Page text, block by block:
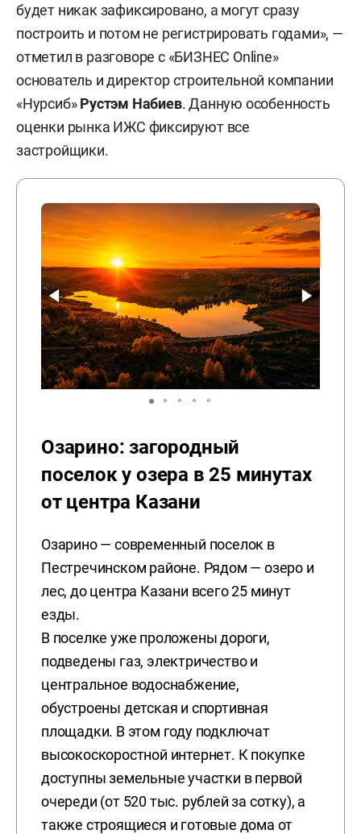
будет никак зафиксировано, а могут сразу
построить и потом не регистрировать годами», —
отметил в разговоре с «БИЗНЕС Online»
основатель и директор строительной компании
«Нурсиб»Рустэм Набиев. Данную особенность
оценки рынка ИЖС фиксируют все
застройщики.
Озарино: загородный
поселок у озера в 25 минутах
от центра Казани
Озарино — современный поселок в
Пестречинском районе. Рядом — озеро и
лес, до центра Казани всего 25 минут
езды.
В поселке уже проложены дороги,
подведены газ, электричество и
центральное водоснабжение,
обустроены детская и спортивная
площадки. В этом году подключат
высокоскоростной интернет. К покупке
доступны земельные участки в первой
очереди (от 520 тыс. рублей за сотку), а
также строящиеся и готовые дома от